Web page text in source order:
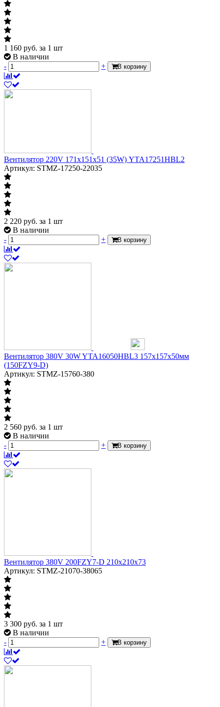
1 160 руб. за 1 шт
В наличии
-
+ В корзину
Вентилятор 220V 171х151х51 (35W) YTA17251HBL2
Артикул: STMZ-17250-22035
2 220 руб. за 1 шт
В наличии
-
+ В корзину
Вентилятор 380V 30W YTA16050HBL3 157х157х50мм
(150FZY9-D)
Артикул: STMZ-15760-380
2 560 руб. за 1 шт
В наличии
-
+ В корзину
Вентилятор 380V 200FZY7-D 210х210х73
Артикул: STMZ-21070-38065
3 300 руб. за 1 шт
В наличии
-
+ В корзину